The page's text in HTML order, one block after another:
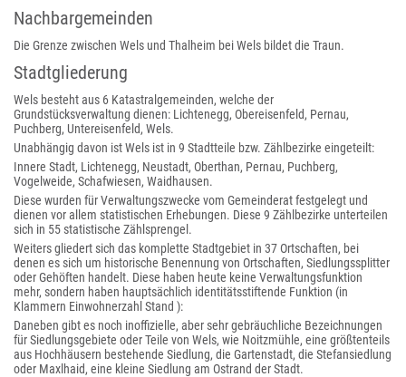
Nachbargemeinden
Die Grenze zwischen Wels und Thalheim bei Wels bildet die Traun.
Stadtgliederung
Wels besteht aus 6 Katastralgemeinden, welche der
Grundstücksverwaltung dienen: Lichtenegg, Obereisenfeld, Pernau,
Puchberg, Untereisenfeld, Wels.
Unabhängig davon ist Wels ist in 9 Stadtteile bzw. Zählbezirke eingeteilt:
Innere Stadt, Lichtenegg, Neustadt, Oberthan, Pernau, Puchberg,
Vogelweide, Schafwiesen, Waidhausen.
Diese wurden für Verwaltungszwecke vom Gemeinderat festgelegt und
dienen vor allem statistischen Erhebungen. Diese 9 Zählbezirke unterteilen
sich in 55 statistische Zählsprengel.
Weiters gliedert sich das komplette Stadtgebiet in 37 Ortschaften, bei
denen es sich um historische Benennung von Ortschaften, Siedlungssplitter
oder Gehöften handelt. Diese haben heute keine Verwaltungsfunktion
mehr, sondern haben hauptsächlich identitätsstiftende Funktion (in
Klammern Einwohnerzahl Stand ):
Daneben gibt es noch inoffizielle, aber sehr gebräuchliche Bezeichnungen
für Siedlungsgebiete oder Teile von Wels, wie Noitzmühle, eine größtenteils
aus Hochhäusern bestehende Siedlung, die Gartenstadt, die Stefansiedlung
oder Maxlhaid, eine kleine Siedlung am Ostrand der Stadt.